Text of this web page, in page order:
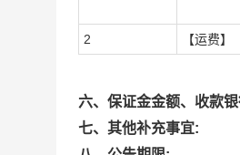
2 【运费】
六、保证金金额、收款
七、其他补充事宜: